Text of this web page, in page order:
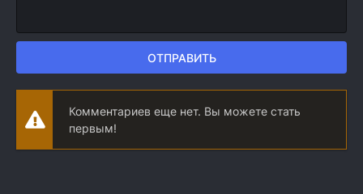
ОТПРАВИТЬ
Комментариев еще нет. Вы можете стать
первым!